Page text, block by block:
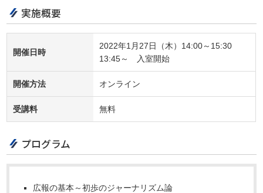
実施概要
開催日時
2022年1月27日（木）14:00～15:30
13:45～ 入室開始
開催方法 オンライン
受講料 無料
プログラム
広報の基本～初歩のジャーナリズム論